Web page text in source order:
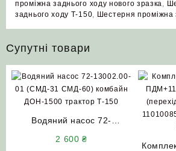
проміжна заднього ходу нового зразка,
заднього ходу Т-150, Шестерня проміжна
Супутні товари
Водяний насос 72-
СМД-60) комбайн ДОН-1500
2 600₴